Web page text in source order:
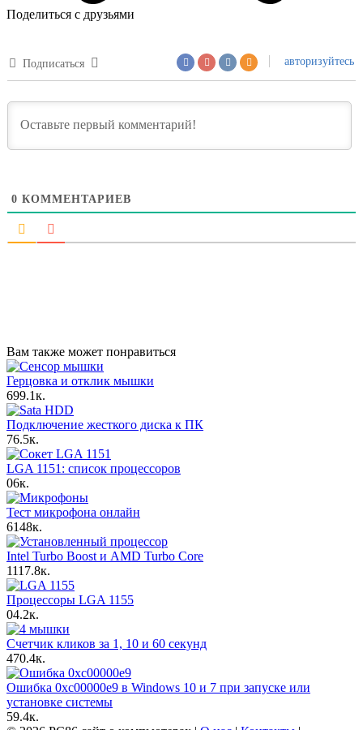
Поделиться с друзьями
Подписаться авторизуйтесь
0 КОММЕНТАРИЕВ
Вам также может понравиться
Герцовка и отклик мышки
699.1к.
Подключение жесткого диска к ПК
76.5к.
LGA 1151: список процессоров
06к.
Тест микрофона онлайн
6148к.
Intel Turbo Boost и AMD Turbo Core
1117.8к.
Процессоры LGA 1155
04.2к.
Счетчик кликов за 1, 10 и 60 секунд
470.4к.
Ошибка 0xc00000e9 в Windows 10 и 7 при запуске или
установке системы
59.4к.